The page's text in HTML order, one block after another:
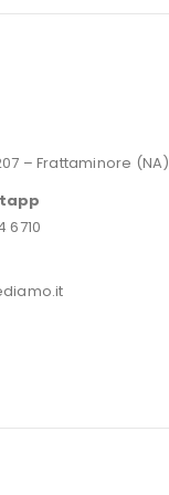
– Frattaminore (NA)
6710